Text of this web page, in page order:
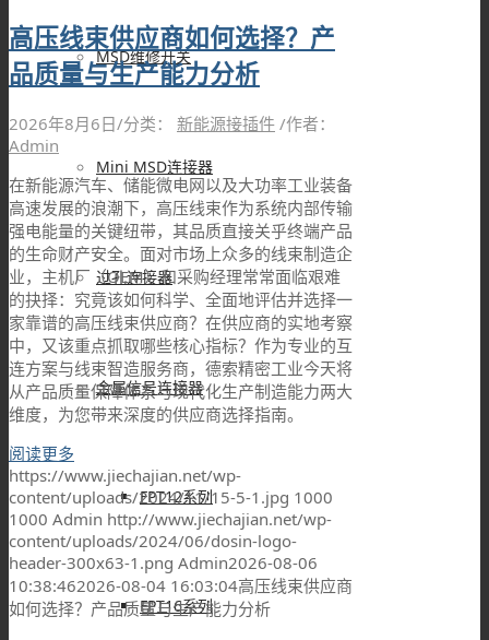
MSD维修开关
Mini MSD连接器
过孔连接器
金属信号连接器
FPT12系列
FPT16系列
高压线束供应商如何选择？产
品质量与生产能力分析
2026年8月6日/分类： 新能源接插件 /作者：
Admin
在新能源汽车、储能微电网以及大功率工业装备
高速发展的浪潮下，高压线束作为系统内部传输
强电能量的关键纽带，其品质直接关乎终端产品
的生命财产安全。面对市场上众多的线束制造企
业，主机厂（OEM）和采购经理常常面临艰难
的抉择：究竟该如何科学、全面地评估并选择一
家靠谱的高压线束供应商？在供应商的实地考察
中，又该重点抓取哪些核心指标？作为专业的互
连方案与线束智造服务商，德索精密工业今天将
从产品质量保障体系与现代化生产制造能力两大
维度，为您带来深度的供应商选择指南。
阅读更多
https://www.jiechajian.net/wp-
content/uploads/2024/11/15-5-1.jpg 1000
1000 Admin http://www.jiechajian.net/wp-
content/uploads/2024/06/dosin-logo-
header-300x63-1.png Admin2026-08-06
10:38:462026-08-04 16:03:04高压线束供应商
如何选择？产品质量与生产能力分析